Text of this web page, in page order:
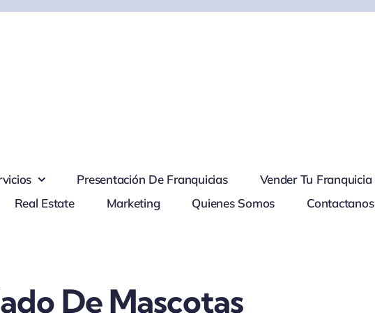
Presentación De Franquicias
Vender Tu Franquicia
Real Estate
Marketing Quienes Somos Contactanos
De Mascotas